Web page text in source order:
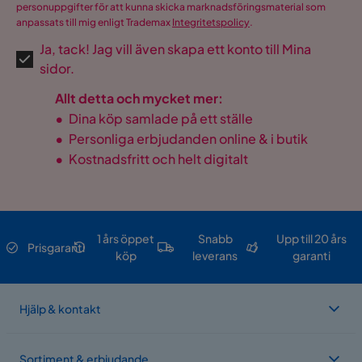
Martindale 100000
Material Tyg
klädsel
Storm 09
Materialutseende Tyg
Klädselutseende Tyg
Övrigt
Färg
Form
personuppgifter för att kunna skicka marknadsföringsmaterial som
anpassats till mig enligt Trademax Integritetspolicy.
Ja, tack! Jag vill även skapa ett konto till Mina
sidor.
Allt detta och mycket mer:
• Dina köp samlade på ett ställe
• Personliga erbjudanden online & i butik
• Kostnadsfritt och helt digitalt
Prisgaranti
1 års öppet
köp
Snabb
leverans
Upp till 20 års
garanti
Hjälp & kontakt
Sortiment & erbjudande